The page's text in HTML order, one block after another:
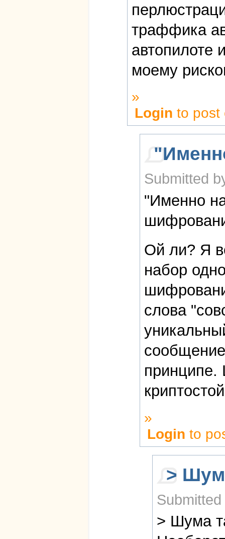
траффика
автопилоте
моему
»
Login to post
Submitted
"Именно
Ой ли? Я
набор
слова
»
Login to
>
> Шума